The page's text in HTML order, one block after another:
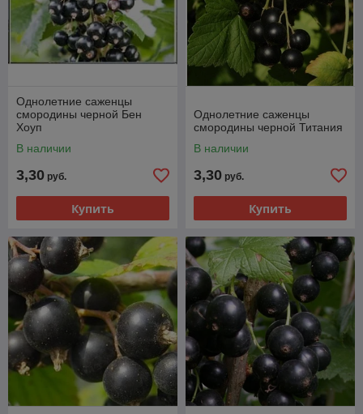
Однолетние саженцы
смородины черной Бен
Хоуп
В наличии
3,30 руб.
Купить
Однолетние саженцы
смородины черной Титания
В наличии
3,30 руб.
Купить